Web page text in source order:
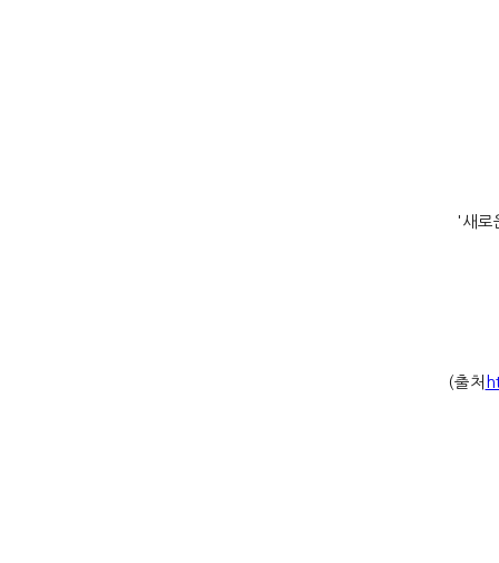
' 새로
(출처